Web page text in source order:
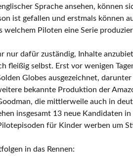
Sprache ansehen, können
ist gefallen und erstmals können
welchem Piloten eine Serie
nur dafür zuständig, Inhalte
fleißig selbst. Erst vor wenigen
Globes ausgezeichnet,
bekannte Produktion der
die mittlerweile auch in
insgesamt 13 neue Kandidaten
für Kinder werben um
in das Rennen: